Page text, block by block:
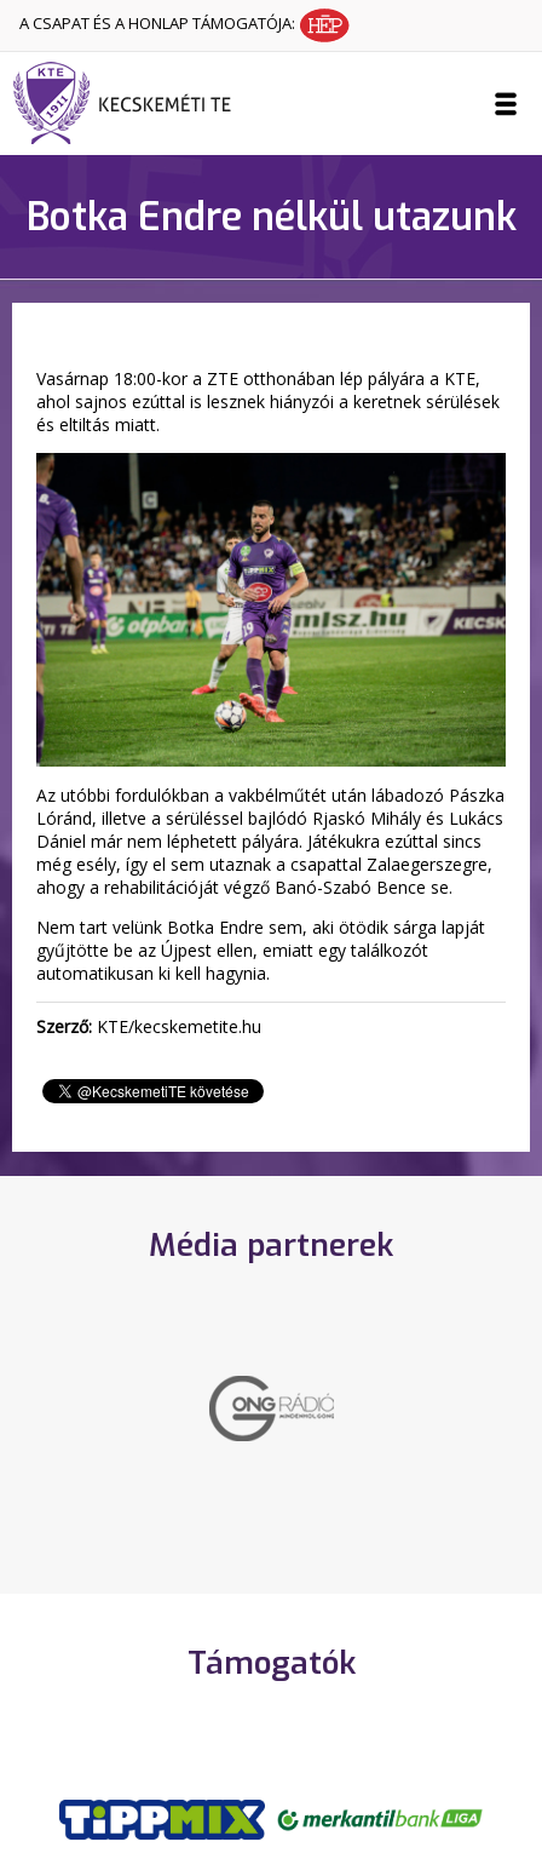
A CSAPAT ÉS A HONLAP TÁMOGATÓJA:
Botka Endre nélkül utazunk
Vasárnap 18:00-kor a ZTE otthonában lép pályára a KTE,
ahol sajnos ezúttal is lesznek hiányzói a keretnek sérülések
és eltiltás miatt.
Az utóbbi fordulókban a vakbélműtét után lábadozó Pászka
Lóránd, illetve a sérüléssel bajlódó Rjaskó Mihály és Lukács
Dániel már nem léphetett pályára. Játékukra ezúttal sincs
még esély, így el sem utaznak a csapattal Zalaegerszegre,
ahogy a rehabilitációját végző Banó-Szabó Bence se.
Nem tart velünk Botka Endre sem, aki ötödik sárga lapját
gyűjtötte be az Újpest ellen, emiatt egy találkozót
automatikusan ki kell hagynia.
Szerző: KTE/kecskemetite.hu
Média partnerek
Támogatók